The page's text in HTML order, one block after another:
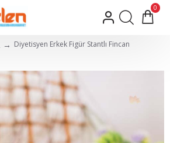
0
Diyetisyen Erkek Figür Stantlı Fincan